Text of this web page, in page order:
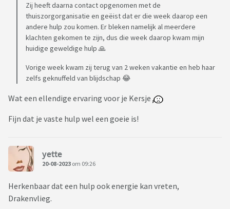
Zij heeft daarna contact opgenomen met de
thuiszorgorganisatie en geëist dat er die week daarop een
andere hulp zou komen. Er bleken namelijk al meerdere
klachten gekomen te zijn, dus die week daarop kwam mijn
huidige geweldige hulp 🙏
Vorige week kwam zij terug van 2 weken vakantie en heb haar
zelfs geknuffeld van blijdschap 😂
Wat een ellendige ervaring voor je Kersje
Fijn dat je vaste hulp wel een goeie is!
yette
20-08-2023 om 09:26
Herkenbaar dat een hulp ook energie kan vreten,
Drakenvlieg.